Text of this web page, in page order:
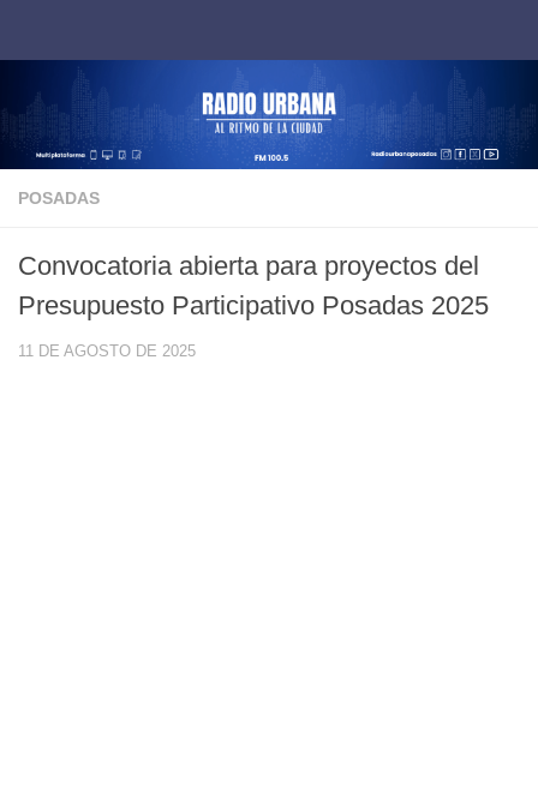
POSADAS
Convocatoria abierta para proyectos del
Presupuesto Participativo Posadas 2025
11 DE AGOSTO DE 2025